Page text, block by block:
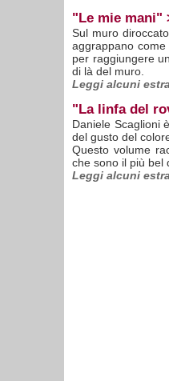
"Le mie mani"
Sul muro
aggrappano
per raggiungere
di là del muro.
Leggi alcuni
"La linfa del
Daniele Scaglioni
del gusto del
Questo volume
che sono il più bel
Leggi alcuni